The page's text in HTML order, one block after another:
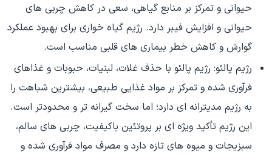
حیوانی و تمرکز بر منابع گیاهی، سعی در کاهش چربی های
حیوانی و افزایش فیبر دارد. رژیم گیاه خواری برای بهبود عملکرد
گوارش و کاهش خطر بیماری های قلبی مناسب است.
رژیم پالئو: رژیم پالئو با حذف غلات، لبنیات، حبوبات و غذاهای
فرآوری شده و تمرکز بر مواد غذایی طبیعی، بیشترین شباهت را
به رژیم مدیترانه ای دارد؛ اما سخت گیرانه تر و محدودتر است.
این رژیم تأکید ویژه ای بر پروتئین باکیفیت، چربی های سالم،
سبزیجات و میوه های تازه دارد و مصرف مواد فرآوری شده و